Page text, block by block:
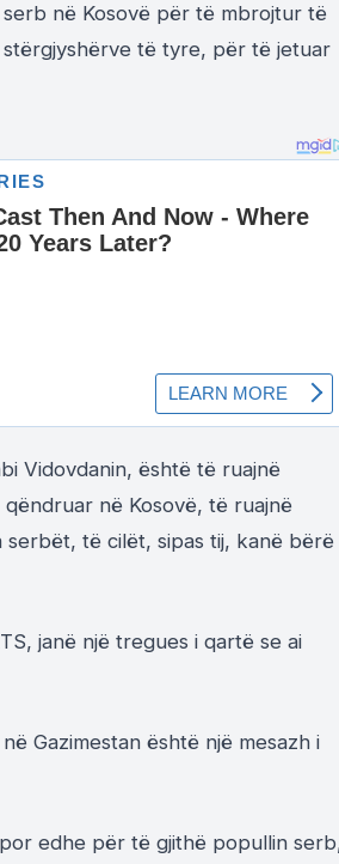
në Kosovë për të mbrojtur të
të tyre, për të jetuar
Vidovdanin, është të ruajnë
në Kosovë, të ruajnë
të cilët, sipas tij, kanë bërë
janë një tregues i qartë se ai
Gazimestan është një mesazh i
edhe për të gjithë popullin